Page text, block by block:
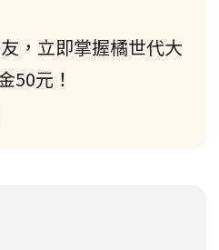
，立即掌握橘世代大
50元！